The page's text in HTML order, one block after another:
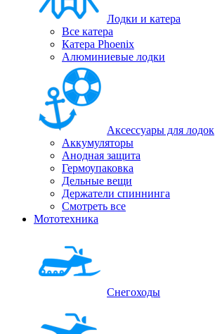
Лодки и катера
Все катера
Катера Phoenix
Алюминиевые лодки
Аксессуары для лодок
Аккумуляторы
Анодная защита
Гермоупаковка
Дельные вещи
Держатели спиннинга
Смотреть все
Мототехника
Снегоходы